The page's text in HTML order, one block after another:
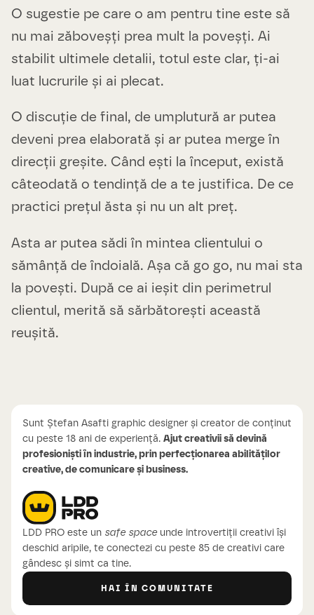
O sugestie pe care o am pentru tine este să
nu mai zăboveșți prea mult la poveșți. Ai
stabilit ultimele detalii, totul este clar, ți-ai
luat lucrurile și ai plecat.
O discuție de final, de umplutură ar putea
deveni prea elaborată și ar putea merge în
direcții greșite. Când ești la început, există
câteodată o tendință de a te justifica. De ce
practici prețul ăsta și nu un alt preț.
Asta ar putea sădi în mintea clientului o
sămânță de îndoială. Așa că go go, nu mai sta
la povești. După ce ai ieșit din perimetrul
clientul, merită să sărbătorești această
reușită.
Sunt Ștefan Asafti graphic designer și creator de conținut
cu peste 18 ani de experiență. Ajut creativii să devină
profesioniști în industrie, prin perfecționarea abilităților
creative, de comunicare și business.
LDD PRO este un safe spaceunde introvertiții creativi își
deschid aripile, te conectezi cu peste 85 de creativi care
gândesc și simt ca tine.
HAI ÎN COMUNITATE